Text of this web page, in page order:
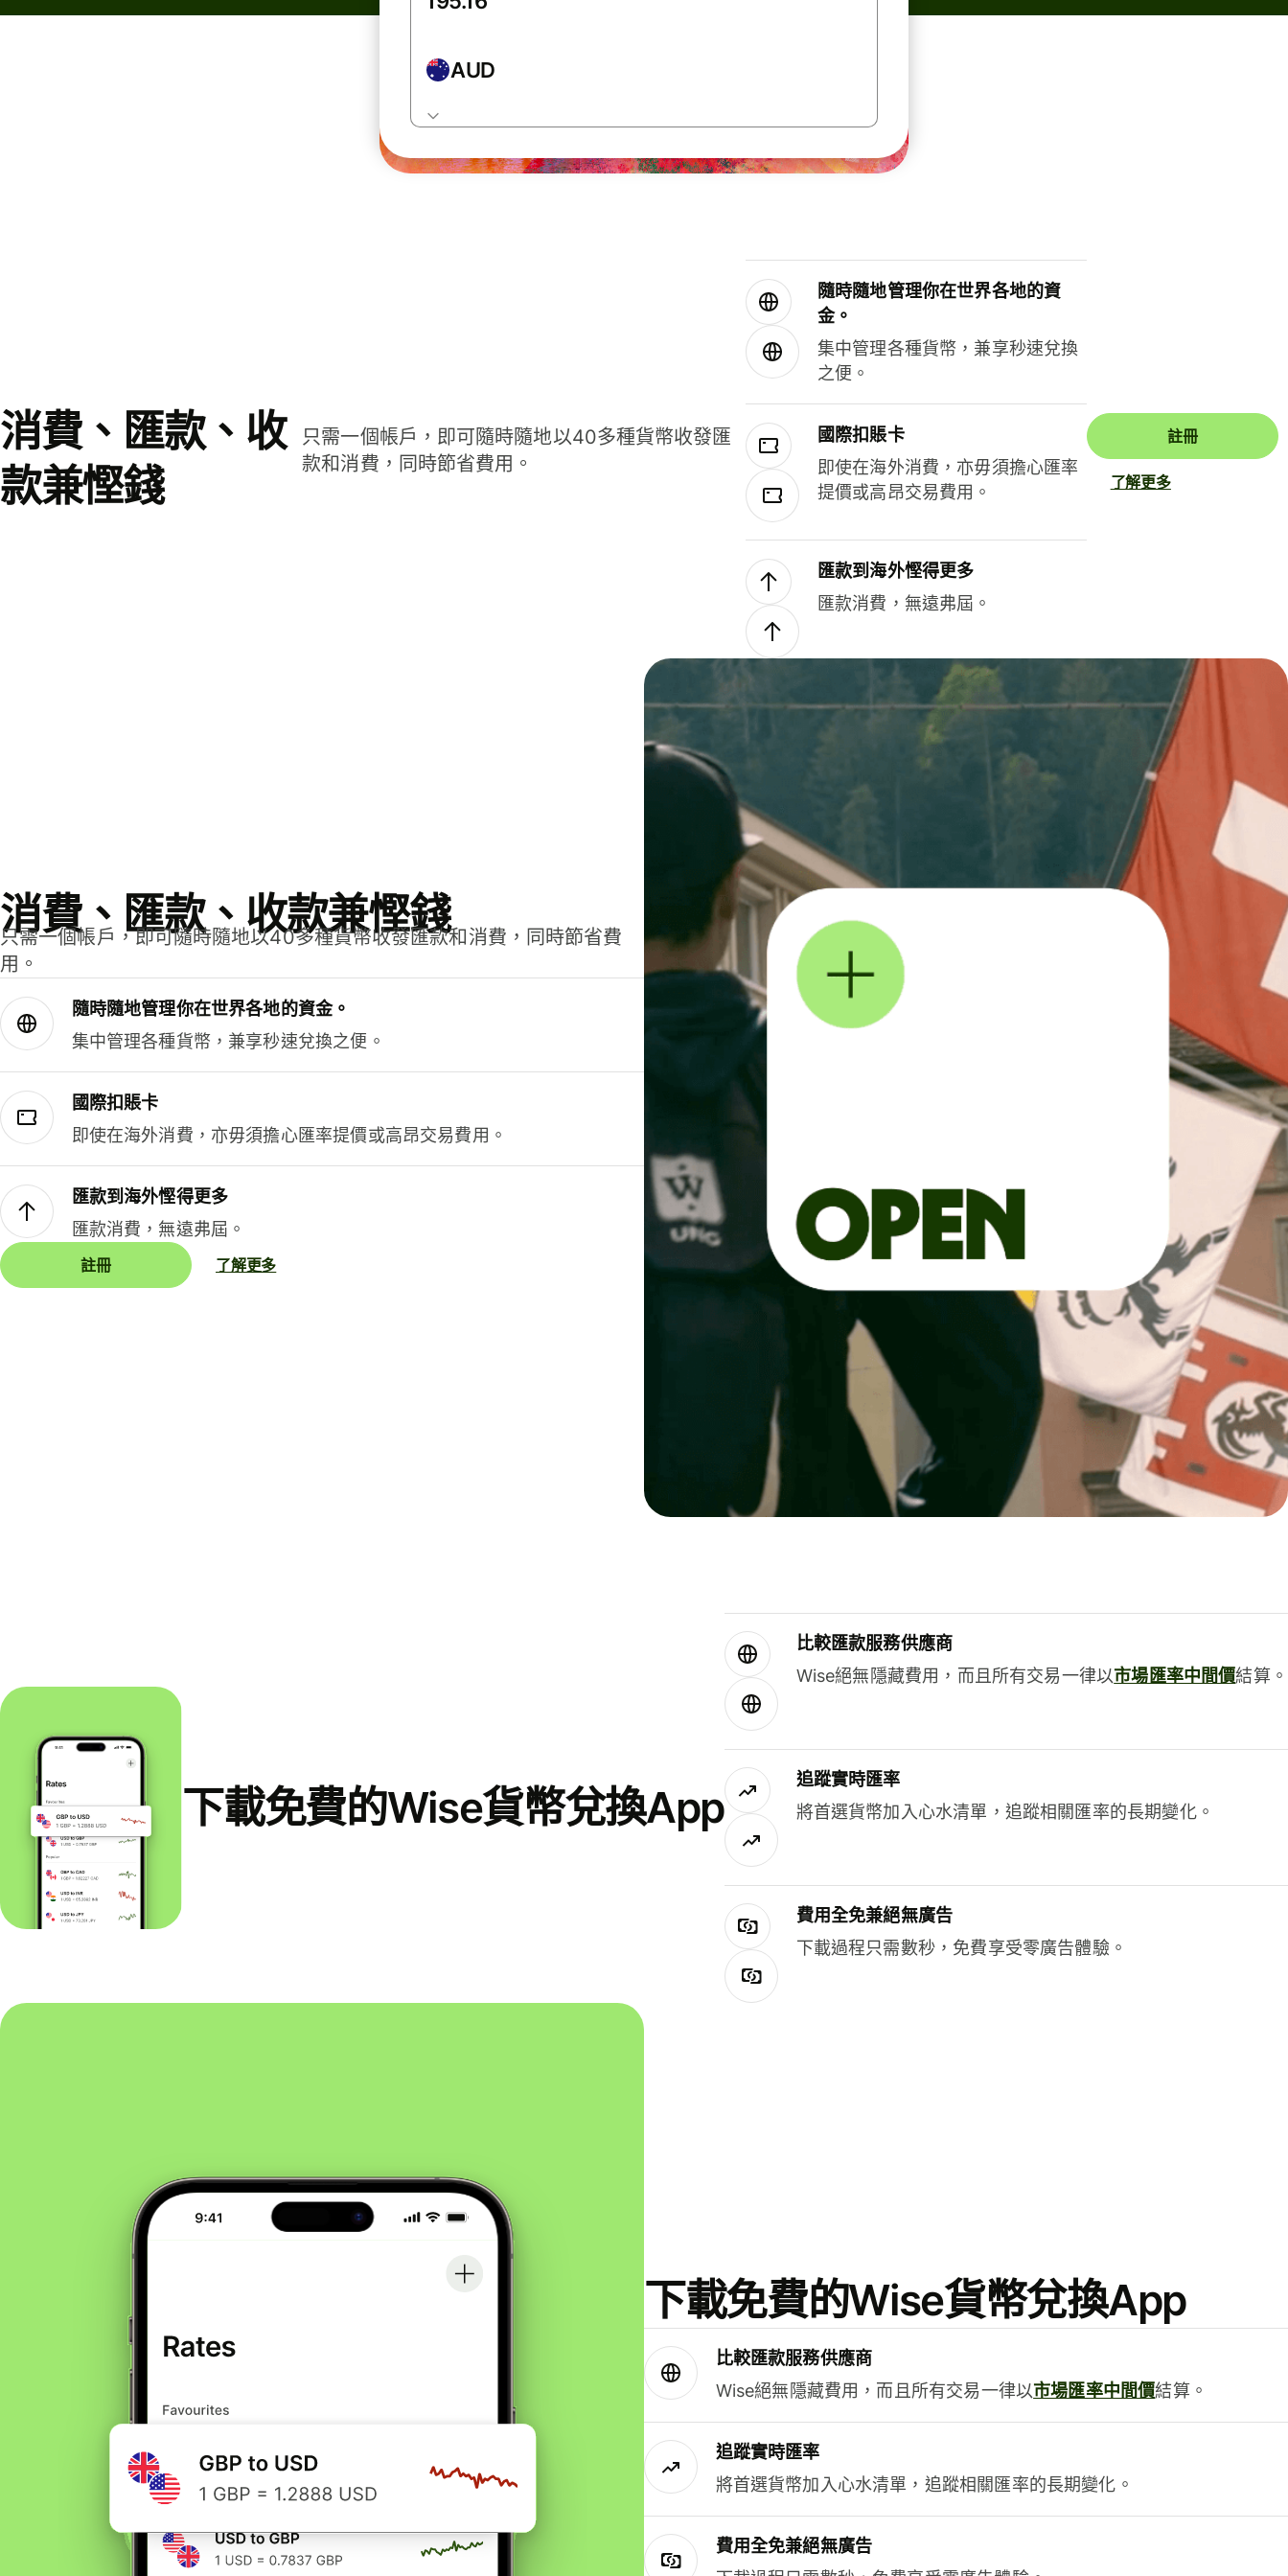
AUD
消費、匯款、收
款兼慳錢
只需一個帳戶，即可隨時隨地以40多種貨幣收發匯
款和消費，同時節省費用。
隨時隨地管理你在世界各地的資
金。
集中管理各種貨幣，兼享秒速兌換
之便。
國際扣賬卡
即使在海外消費，亦毋須擔心匯率
提價或高昂交易費用。
匯款到海外慳得更多
匯款消費，無遠弗屆。
註冊
了解更多
消費、匯款、收款兼慳錢
只需一個帳戶，即可隨時隨地以40多種貨幣收發匯款和消費，同時節省費
用。
隨時隨地管理你在世界各地的資金。
集中管理各種貨幣，兼享秒速兌換之便。
國際扣賬卡
即使在海外消費，亦毋須擔心匯率提價或高昂交易費用。
匯款到海外慳得更多
匯款消費，無遠弗屆。
註冊 了解更多
下載免費的Wise貨幣兌換App
比較匯款服務供應商
Wise絕無隱藏費用，而且所有交易一律以市場匯率中間價結算。
追蹤實時匯率
將首選貨幣加入心水清單，追蹤相關匯率的長期變化。
費用全免兼絕無廣告
下載過程只需數秒，免費享受零廣告體驗。
下載免費的Wise貨幣兌換App
比較匯款服務供應商
Wise絕無隱藏費用，而且所有交易一律以市場匯率中間價結算。
追蹤實時匯率
將首選貨幣加入心水清單，追蹤相關匯率的長期變化。
費用全免兼絕無廣告